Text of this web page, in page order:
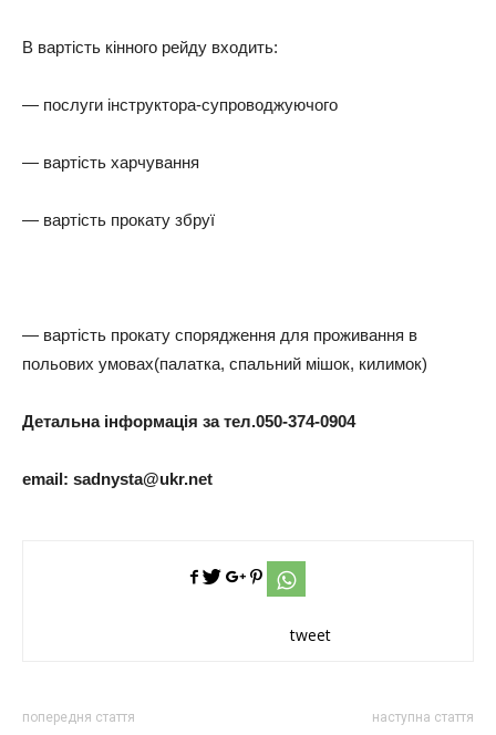
В вартість кінного рейду входить:
— послуги інструктора-супроводжуючого
— вартість харчування
— вартість прокату збруї
— вартість прокату спорядження для проживання в
польових умовах(палатка, спальний мішок, килимок)
Детальна інформація за тел.050-374-0904
email: sadnysta@ukr.net
tweet
попередня стаття наступна стаття